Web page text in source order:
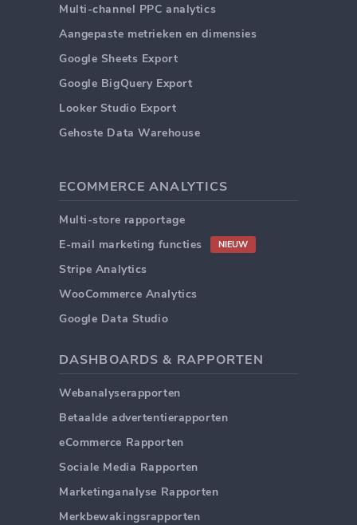
Multi-channel PPC analytics
Aangepaste metrieken en dimensies
Google Sheets Export
Google BigQuery Export
Looker Studio Export
Gehoste Data Warehouse
ECOMMERCE ANALYTICS
Multi-store rapportage
E-mail marketing functies
NIEUW
Stripe Analytics
WooCommerce Analytics
Google Data Studio
DASHBOARDS & RAPPORTEN
Webanalyserapporten
Betaalde advertentierapporten
eCommerce Rapporten
Sociale Media Rapporten
Marketinganalyse Rapporten
Merkbewakingsrapporten